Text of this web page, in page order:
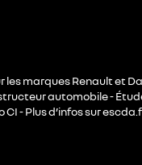
les marques Renault et
automobile -
CI - Plus d’infos sur